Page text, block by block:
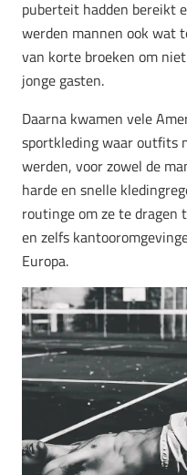
puberteit hadden bereikt
werden mannen ook wat
van korte broeken om
jonge gasten.
Daarna kwamen vele
sportkleding waar outfits
werden, voor zowel de
harde en snelle
routinge om ze te dragen
en zelfs
Europa.